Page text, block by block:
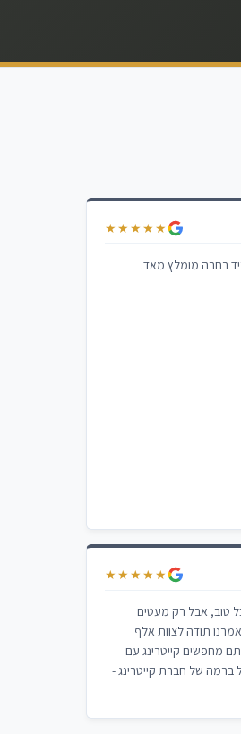
★★★★★
רחבה מומלץ מאד.
★★★★★
טוב, אבל רק מעטים
תודה לצוות אלף
מחפשים קייטרינג עם
ברמה של חברת קייטרינג -